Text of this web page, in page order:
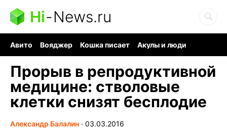
Hi-News.ru
Авито Вояджер Кошка писает
Акулы и люди
Прорыв в репродуктивной
медицине: стволовые
клетки снизят бесплодие
Александр Балалин ∙ 03.03.2016